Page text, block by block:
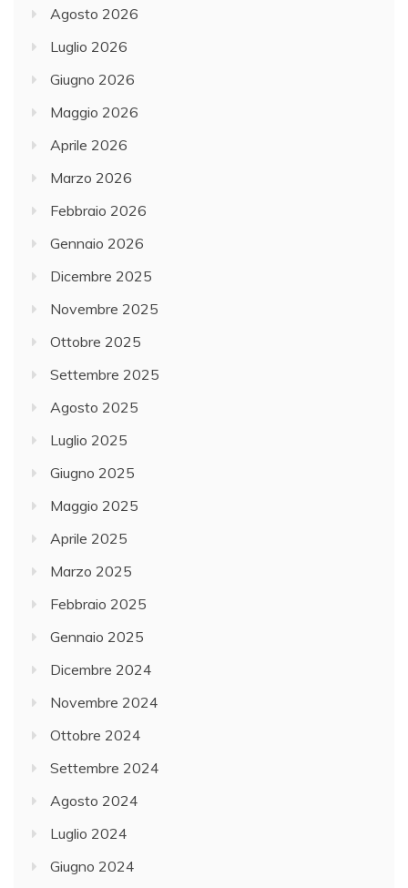
Agosto 2026
Luglio 2026
Giugno 2026
Maggio 2026
Aprile 2026
Marzo 2026
Febbraio 2026
Gennaio 2026
Dicembre 2025
Novembre 2025
Ottobre 2025
Settembre 2025
Agosto 2025
Luglio 2025
Giugno 2025
Maggio 2025
Aprile 2025
Marzo 2025
Febbraio 2025
Gennaio 2025
Dicembre 2024
Novembre 2024
Ottobre 2024
Settembre 2024
Agosto 2024
Luglio 2024
Giugno 2024